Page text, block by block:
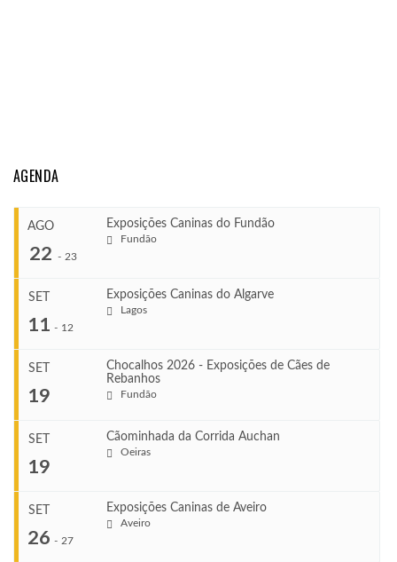
AGENDA
AGO
22 - 23
Exposições Caninas do Fundão
Fundão
Ago 22, 2026
Ago 23, 2026
VENUE
SET
11 - 12
Exposições Caninas do Algarve
Lagos
Set 11, 2026
Set 12, 2026
VENUE
SET
19
Chocalhos 2026 - Exposições de Cães de
Rebanhos
Fundão
Set 19, 2026
SET
19
Cãominhada da Corrida Auchan
Oeiras
SET
26 - 27
Exposições Caninas de Aveiro
Aveiro